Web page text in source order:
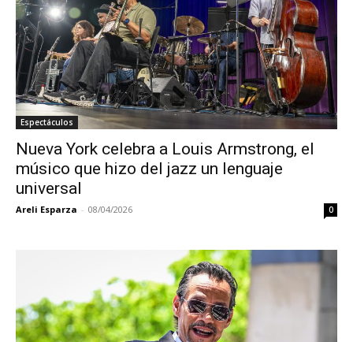
Espectáculos
Nueva York celebra a Louis Armstrong, el
músico que hizo del jazz un lenguaje
universal
Areli Esparza - 08/04/2026 0